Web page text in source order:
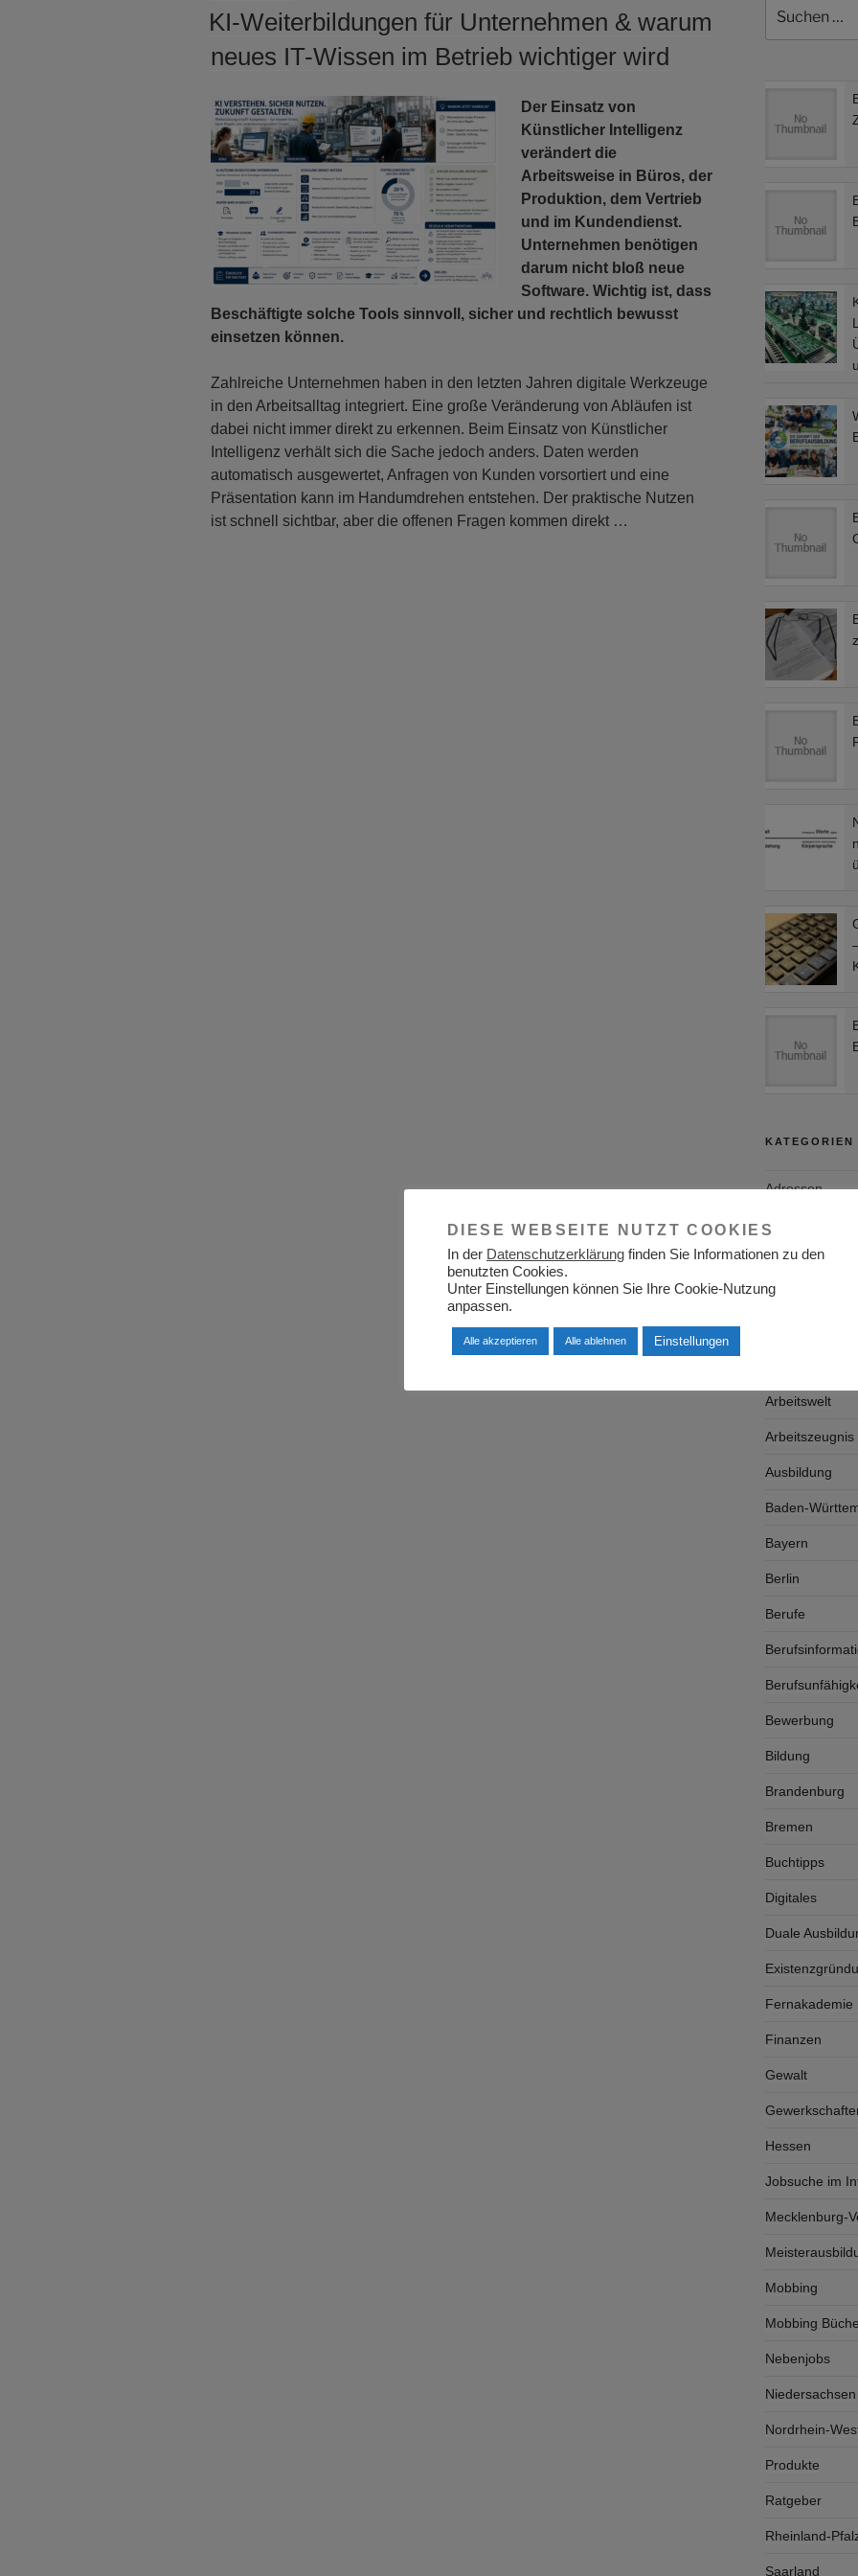
KI-Weiterbildungen für Unternehmen & warum
neues IT-Wissen im Betrieb wichtiger wird
Der Einsatz von
Künstlicher Intelligenz
verändert die
Arbeitsweise in Büros, der
Produktion, dem Vertrieb
und im Kundendienst.
Unternehmen benötigen
darum nicht bloß neue
Software. Wichtig ist, dass
Beschäftigte solche Tools sinnvoll, sicher und rechtlich bewusst
einsetzen können.
Zahlreiche Unternehmen haben in den letzten Jahren digitale Werkzeuge
in den Arbeitsalltag integriert. Eine große Veränderung von Abläufen ist
dabei nicht immer direkt zu erkennen. Beim Einsatz von Künstlicher
Intelligenz verhält sich die Sache jedoch anders. Daten werden
automatisch ausgewertet, Anfragen von Kunden vorsortiert und eine
Präsentation kann im Handumdrehen entstehen. Der praktische Nutzen
ist schnell sichtbar, aber die offenen Fragen kommen direkt …
nach:
KATEGORIEN
Adressen
Aktuelles
Allgemein
Arbeitgeber
Arbeitswelt
Arbeitszeugnis
Ausbildung
Baden-
Bayern
Berlin
Berufe
Bewerbung
Bildung
Brandenburg
Bremen
Buchtipps
Digitales
Duale
Fernakademie
Finanzen
Gewalt
Hessen
Jobsuche im
Mecklenburg-
Mobbing
Mobbing
Nebenjobs
Niedersachsen
Nordrhein-
Produkte
Ratgeber
Rheinland-
Saarland
DIESE WEBSEITE NUTZT COOKIES
In der Datenschutzerklärung finden Sie Informationen zu den
benutzten Cookies.
Unter Einstellungen können Sie Ihre Cookie-Nutzung
anpassen.
Alle akzeptieren Alle ablehnen Einstellungen